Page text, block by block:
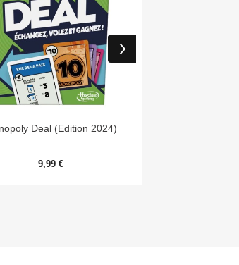
Aperçu rapide
Deal (Edition 2024)
9,99 €